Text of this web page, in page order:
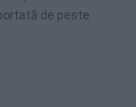
de peste